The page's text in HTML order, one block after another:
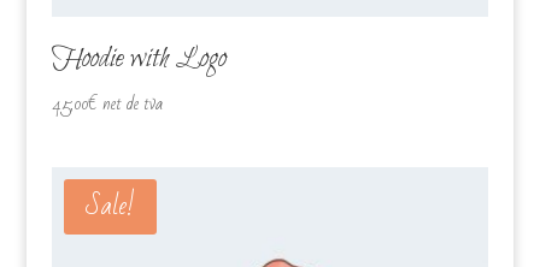
Hoodie with Logo
45,00€net de tva
Sale!